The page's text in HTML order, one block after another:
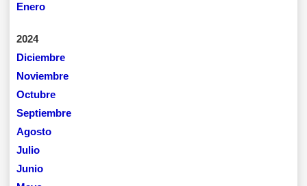
Enero
2024
Diciembre
Noviembre
Octubre
Septiembre
Agosto
Julio
Junio